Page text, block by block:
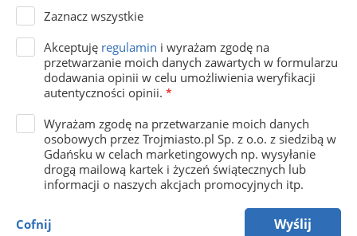
Zaznacz wszystkie
Akceptuję regulamin i wyrażam zgodę na
przetwarzanie moich danych zawartych w formularzu
dodawania opinii w celu umożliwienia weryfikacji
autentyczności opinii. *
Wyrażam zgodę na przetwarzanie moich danych
osobowych przez Trojmiasto.pl Sp. z o.o. z siedzibą w
Gdańsku w celach marketingowych np. wysyłanie
drogą mailową kartek i życzeń świątecznych lub
informacji o naszych akcjach promocyjnych itp.
Cofnij Wyślij